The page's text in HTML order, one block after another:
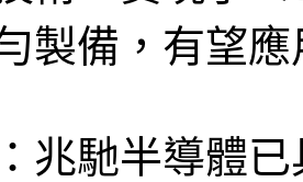
製備，有望
兆馳半導體